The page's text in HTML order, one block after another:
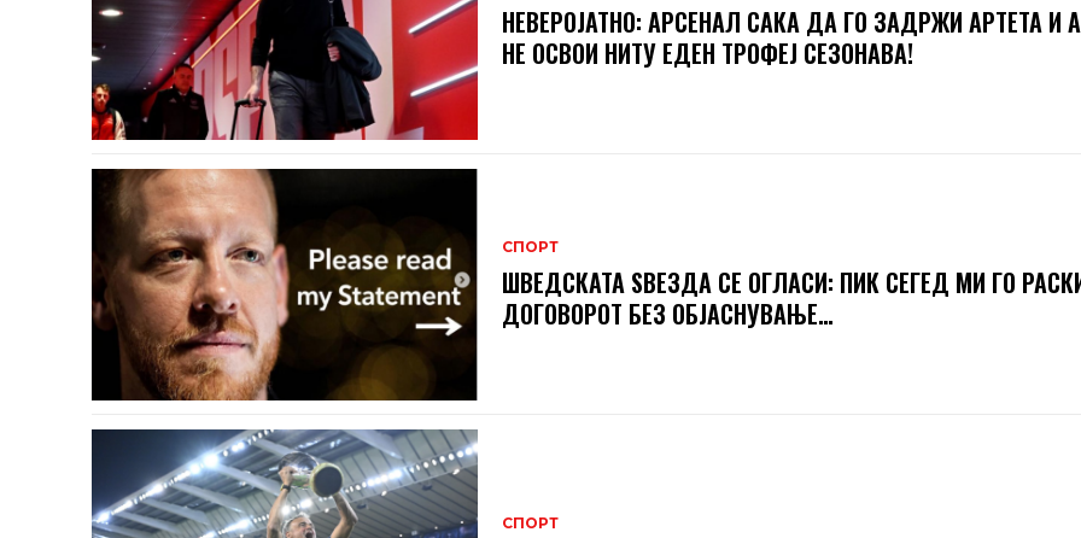
НЕВЕРОЈАТНО: АРСЕНАЛ САКА ДА ГО ЗАДРЖИ АРТЕТА И
НЕ ОСВОИ НИТУ ЕДЕН ТРОФЕЈ СЕЗОНАВА!
СПОРТ
ШВЕДСКАТА ЅВЕЗДА СЕ ОГЛАСИ: ПИК СЕГЕД МИ ГО
ДОГОВОРОТ БЕЗ ОБЈАСНУВАЊЕ…
СПОРТ